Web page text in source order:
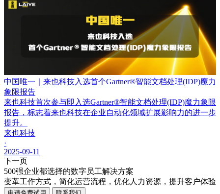
中国唯一｜来也科技入选首个Gartner®智能文档处理(IDP)魔力
象限报告
来也科技首次参与即入选Gartner®智能文档处理(IDP)魔力象限
报告，标志着来也科技在企业自动化领域扩展影响力的进一步
提升。
来也科技
·
2025-09-11
下一页
500强企业都选择的数字员工解决方案
变革工作方式，简化运营流程，优化人力资源，提升客户体验